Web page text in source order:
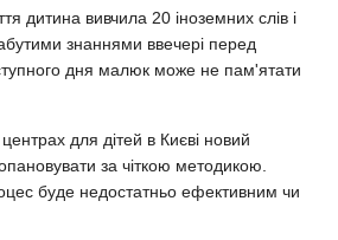
дитина вивчила 20 іноземних слів і
знаннями ввечері перед
дня малюк може не пам'ятати
для дітей в Києві новий
за чіткою методикою.
буде недостатньо ефективним чи